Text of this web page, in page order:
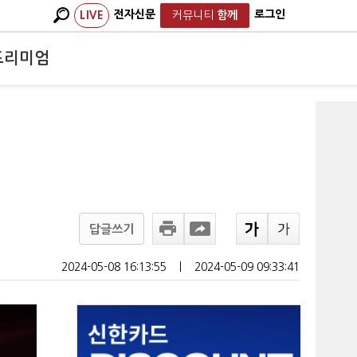
LIVE 전자신문 커뮤니티 함께 로그인
리미엄
답글쓰기
2024-05-08 16:13:55 2024-05-09 09:33:41